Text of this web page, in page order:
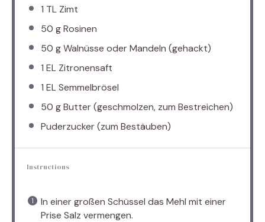
1 TL Zimt
50 gRosinen
50 gWalnüsse oder Mandeln (gehackt)
1 EL Zitronensaft
1 EL Semmelbrösel
50 gButter (geschmolzen, zum Bestreichen)
Puderzucker (zum Bestäuben)
Instructions
In einer großen Schüssel das Mehl mit einer
Prise Salz vermengen.